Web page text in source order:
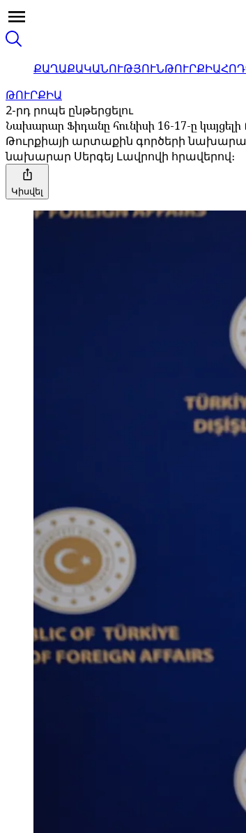
ՔԱՂԱՔԱԿԱՆՈՒԹՅՈՒՆԹՈՒՐՔԻԱ
ԹՈՒՐՔԻԱ
2-րդ րոպե ընթերցելու
Նախարար Ֆիդանը հունիսի 16-17-ը
Թուրքիայի արտաքին գործերի
նախարար Սերգեյ Լավրովի հրավերով։
Կիսվել